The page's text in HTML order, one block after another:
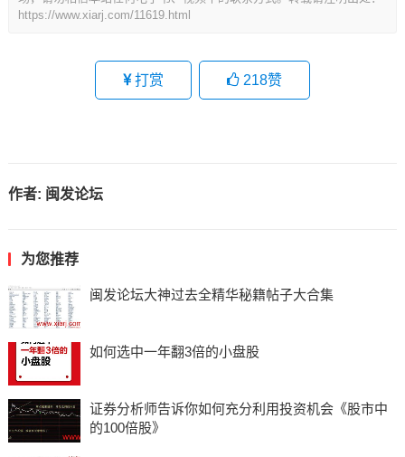
https://www.xiarj.com/11619.html
打赏 218赞
作者: 闽发论坛
为您推荐
闽发论坛大神过去全精华秘籍帖子大合集
如何选中一年翻3倍的小盘股
证券分析师告诉你如何充分利用投资机会《股市中
的100倍股》